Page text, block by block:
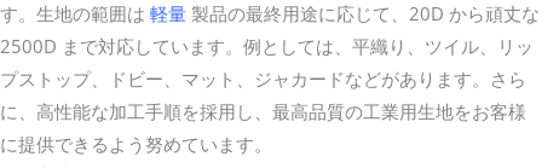
す。生地の範囲は 軽量 製品の最終用途に応じて、20D から頑丈な
2500D まで対応しています。例としては、平織り、ツイル、リッ
プストップ、ドビー、マット、ジャカードなどがあります。さら
に、高性能な加工手順を採用し、最高品質の工業用生地をお客様
に提供できるよう努めています。